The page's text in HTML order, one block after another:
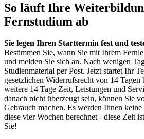
So läuft Ihre
Fernstudium ab
Sie legen Ihren Starttermin fest und
Bestimmen Sie, wann Sie mit Ihrem
und melden Sie sich an. Nach wenigen
Studienmaterial per Post. Jetzt startet Ihr
gesetzlichen Widerrufsrecht von 14
weitere 14 Tage Zeit, Leistungen und
danach nicht überzeugt sein, können Sie
Gebrauch machen. Es werden Ihnen
diese vier Wochen berechnet - diese Zeit
Sie!